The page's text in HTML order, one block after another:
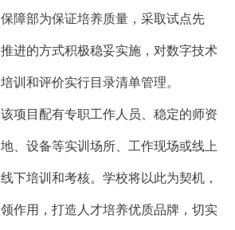
障部为保证培养质量，采取试点先
进的方式积极稳妥实施，对数字技术
训和评价实行目录清单管理。
项目配有专职工作人员、稳定的师资
、设备等实训场所、工作现场或线上
下培训和考核。学校将以此为契机，
作用，打造人才培养优质品牌，切实